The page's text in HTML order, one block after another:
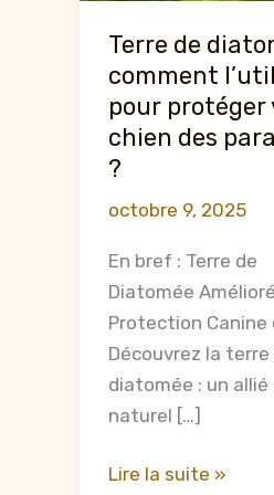
Terre de
comment
pour protéger
chien des
?
octobre 9, 2025
En bref : Terre de
Diatomée
Protection Canine
Découvrez la terre
diatomée : un allié
naturel […]
Terre
Lire la suite »